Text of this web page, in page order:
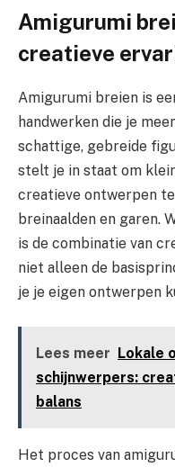
Amigurumi
creatieve
Amigurumi breien is
handwerken die je
schattige, gebreide
stelt je in staat om
creatieve ontwerpen
breinaalden en garen.
is de combinatie van
niet alleen de
je je eigen ontwerpen
Lees meer Lokale
schijnwerpers:
balans
Het proces van